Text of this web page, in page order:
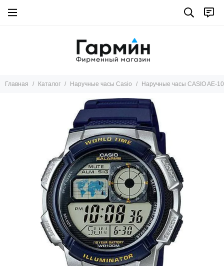
Главная Каталог Наручные часы Casio Наручные часы CASIO AE-